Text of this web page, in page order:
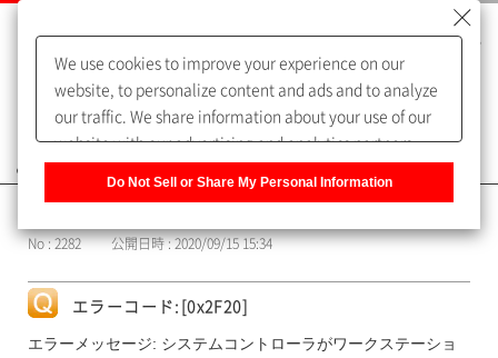
よくあるご質問（FAQ）
No : 2282 公開日時 : 2020/09/15 15:34
エラーコード:[0x2F20]
エラーメッセージ: システムコントローラがワークステーショ
We use cookies to improve your experience on our
website, to personalize content and ads and to analyze
our traffic. We share information about your use of our
website with our advertising and analytics partners,
of our sharing information about you with our partners.
Information] to customize your cookie settings on our
Do Not Sell or Share My Personal Information